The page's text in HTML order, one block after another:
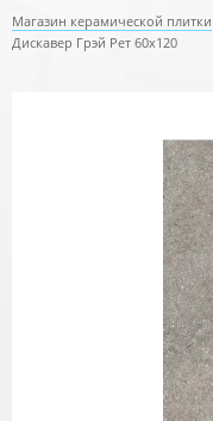
Магазин керамической плитки
Дискавер Грэй Рет 60х120